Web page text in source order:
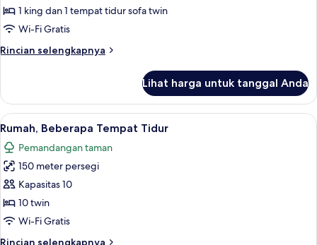
1 king dan 1 tempat tidur sofa twin
Wi-Fi Gratis
Rincian selengkapnya
Rincian
Studio
Comfort
Lihat harga untuk tanggal Anda
Lihat
semua
foto
untuk
Rumah,
Beberapa
Tempat
Meja kerja, kedap suara, setrika/
46
Rumah, Beberapa Tempat Tidur
Pemandangan taman
150 meter persegi
Kapasitas 10
10 twin
Wi-Fi Gratis
Rincian selengkapnya
Rincian